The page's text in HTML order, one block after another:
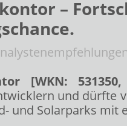
–
[WKN: 531350,
und dürfte
und Solarparks mit